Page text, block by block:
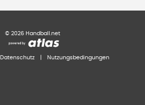
© 2026 Handball.net
Datenschutz Nutzungsbedingungen